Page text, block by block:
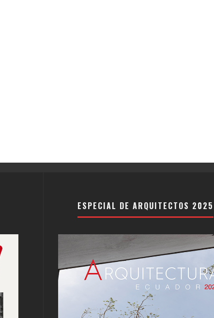
ESPECIAL DE ARQUITECTOS 2025